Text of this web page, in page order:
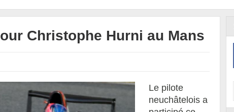
Christophe Hurni au Mans
Le pilote
neuchâtelois a